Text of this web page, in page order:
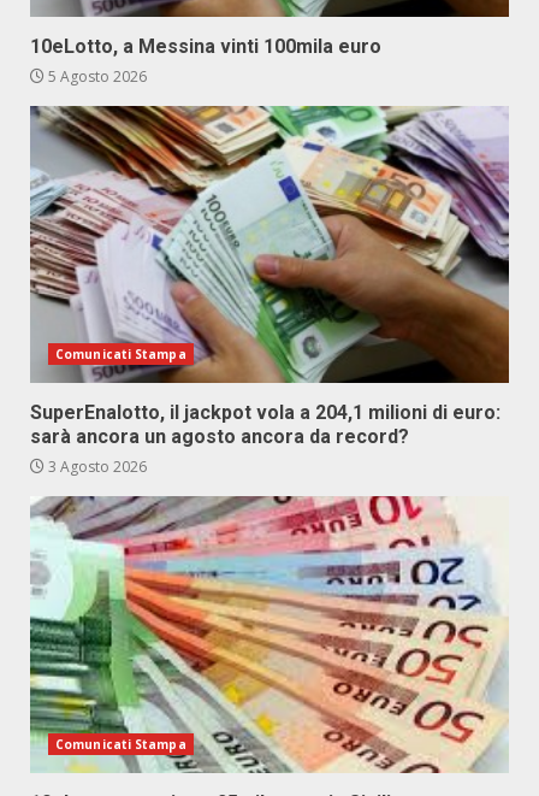
10eLotto, a Messina vinti 100mila euro
5 Agosto 2026
Comunicati Stampa
SuperEnalotto, il jackpot vola a 204,1 milioni di euro:
sarà ancora un agosto ancora da record?
3 Agosto 2026
Comunicati Stampa